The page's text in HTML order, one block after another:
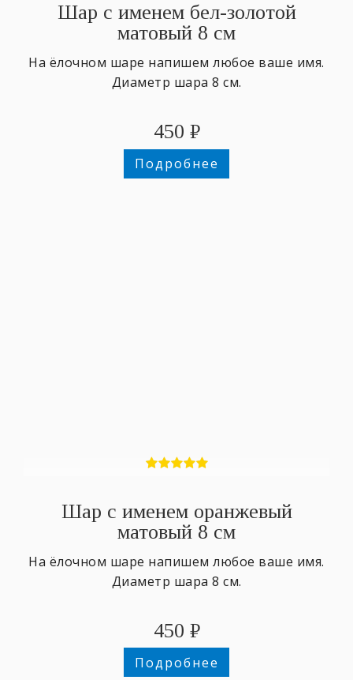
Шар с именем бел-золотой
матовый 8 см
На ёлочном шаре напишем любое ваше имя.
Диаметр шара 8 см.
450 ₽
Подробнее
Шар с именем оранжевый
матовый 8 см
На ёлочном шаре напишем любое ваше имя.
Диаметр шара 8 см.
450 ₽
Подробнее